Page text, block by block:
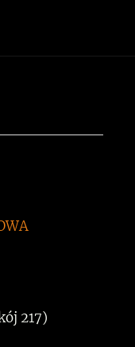
217)